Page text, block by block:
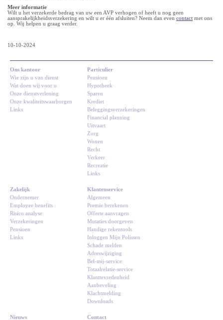
Meer informatie
Wilt u het verzekerde bedrag van uw een AVP verhogen of heeft u nog geen
aansprakelijkheidsverzekering en wilt u er één afsluiten? Neem dan even contact met ons
op. Wij helpen u graag verder.
10-10-2024
Ons kantoor
Wie zijn u van dienst
Wat doen wij voor u
Onze dienstverlening
Onze kwaliteitswaarborgen
Links
Particulier
Pensioen
Hypotheek
Sparen
Krediet
Beleggingsverzekeringen
Financial planning
Uitvaart
Zorg
Wonen
Recht
Verkeer
Recreatie
Links
Zakelijk
Ondernemer
Employee benefits
Risico analyse
Verzekeringen
Pensioen
Links
Klantenservice
Algemeen
Premie berekenen
Offerte aanvragen
Mutaties doorgeven
Handige rekentools
Inloggen Mijn Polissen
Schade melden
Adreswijziging
Bel-mij-service
Totaalrelatie-service
Klanttevredenheid
Aanbeveling
Klachtmelding
Downloads
Nieuws Contact